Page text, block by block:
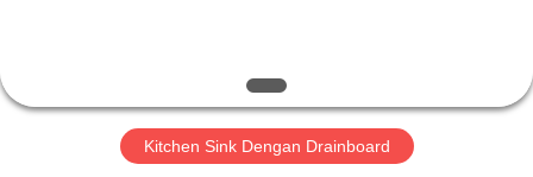
HUBUNGI
KAMI
Kitchen Sink Dengan Drainboard